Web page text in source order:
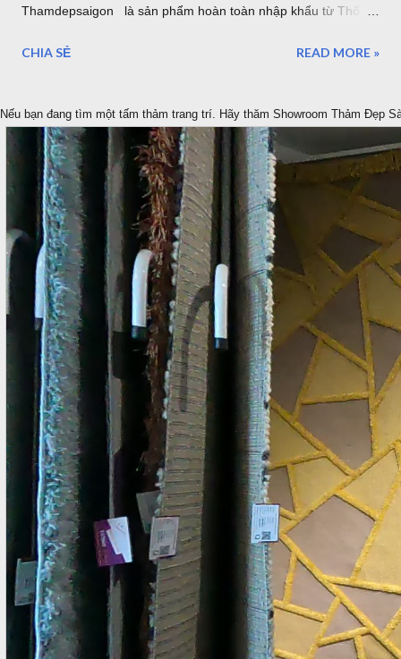
Thamdepsaigon là sản phẩm hoàn toàn nhập khẩu từ Thổ
hiện đại, cổ điển. Được sử dụng trong phòng khách, phòng
Sàn thảm trải sàn phòng ngủ TPHCM thảm lông trải sàn phòng
ngủ TPHCM thảm trải sàn phòng khách cao cấp TPHCM thảm
trải sàn phòng khách hiện đại TPHCM thảm trải sàn phòng ngủ
đẹp TPHCM thảm trải sàn phòng khách đẹp TPHCM thảm
decor phòng ngủ TPHCM Thảm Đẹp Sài Gòn cung cấp 500
mẫu thảm trang trí, với chất lượng và giá thảm lót sàn nhà tốt
nhất thị trường hiện nay. Xem: Chất Lượng Thảm Lót Sàn -
Thamdepsaigon.com Chi tiết về giá thảm lót sàn nhà Giá
Thảm Lót Sàn lông Xù 0.80x1.80m: 1,800,000đ 1.20x1.80m:
2,600,000đ 1.60x2.30m: 4,500,000đ 2.00x2.80m: 6,700,000đ
CHIA SẺ READ MORE »
Nếu bạn đang tìm một tấm thảm trang trí. Hãy thăm Showroom Thảm Đẹp